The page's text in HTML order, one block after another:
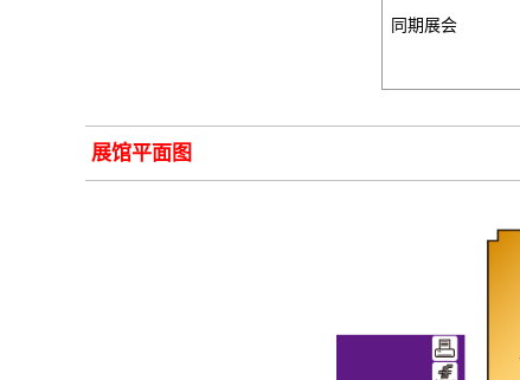
同期展会
展馆平面图